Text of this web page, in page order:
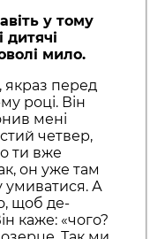
у тому
дитячі
мило.
якраз перед
році. Він
мені
четвер,
ти вже
он уже там
умиватися. А
щоб де-
каже: «чого?